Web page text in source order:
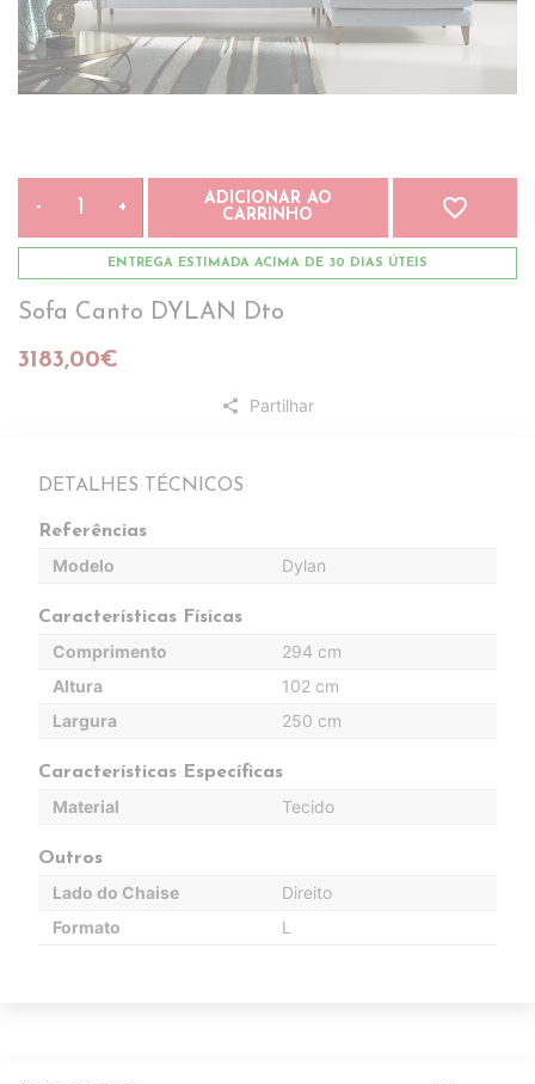
- +
ADICIONAR AO
CARRINHO
favorite_border
ENTREGA ESTIMADA ACIMA DE 30 DIAS ÚTEIS
Sofa Canto DYLAN Dto
3183,00€
share Partilhar
DETALHES TÉCNICOS
Referências
Modelo Dylan
Características Físicas
Comprimento
294 cm
Altura
102 cm
Largura
250 cm
Características Específicas
Material Tecido
Outros
Lado do Chaise
Direito
Formato
L